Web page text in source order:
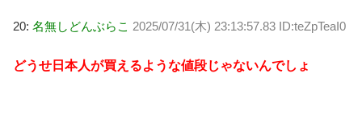
20: 名無しどんぶらこ 2025/07/31(木) 23:13:57.83 ID:teZpTeaI0
どうせ日本人が買えるような値段じゃないんでしょ